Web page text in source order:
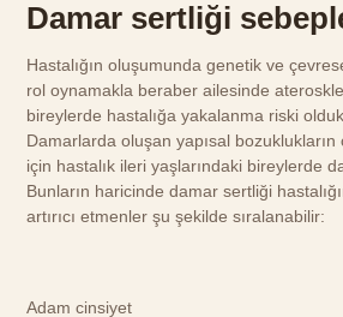
Damar sertliği
Hastalığın oluşumunda genetik ve
rol oynamakla beraber ailesinde
bireylerde hastalığa yakalanma riski
Damarlarda oluşan yapısal bozuklukların
için hastalık ileri yaşlarındaki bireylerde
Bunların haricinde damar sertliği
artırıcı etmenler şu şekilde sıralanabilir:
Adam cinsiyet